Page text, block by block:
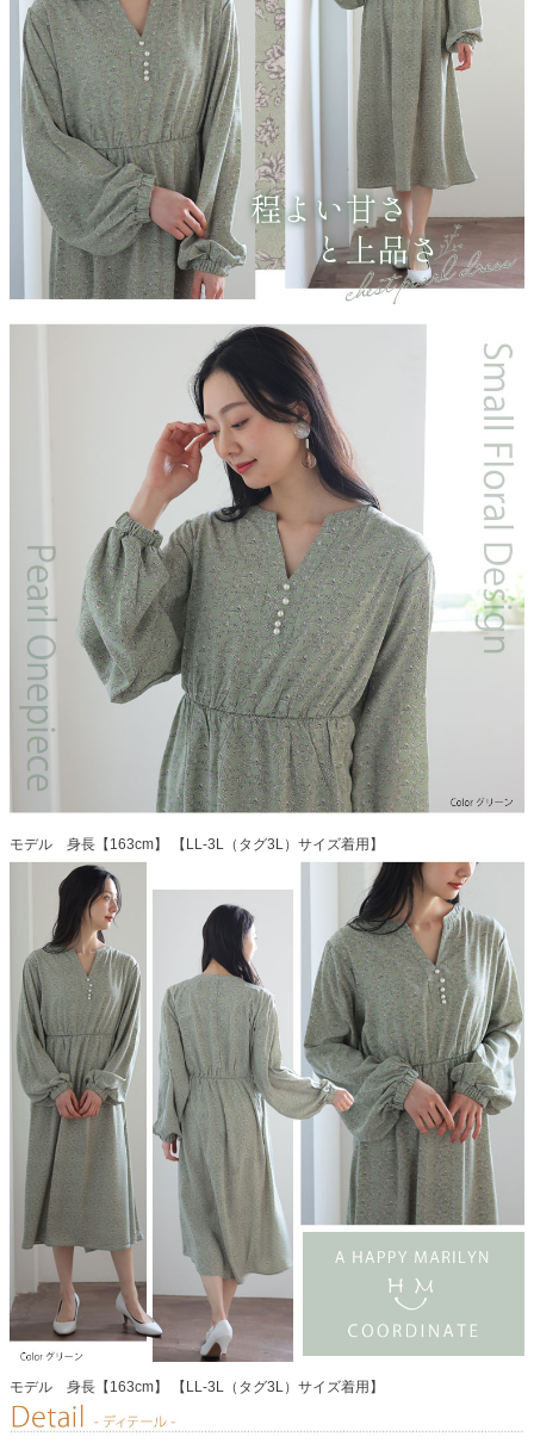
モデル 身長【163cm】 【LL-3L（タグ3L）サイズ着用】
モデル 身長【163cm】 【LL-3L（タグ3L）サイズ着用】